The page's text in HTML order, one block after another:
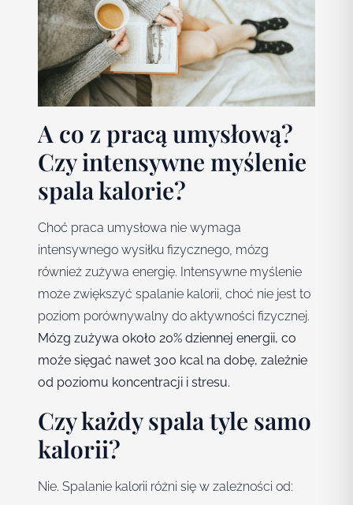
A co z pracą umysłową?
Czy intensywne myślenie
spala kalorie?
Choć praca umysłowa nie wymaga
intensywnego wysiłku fizycznego, mózg
również zużywa energię. Intensywne myślenie
może zwiększyć spalanie kalorii, choć nie jest to
poziom porównywalny do aktywności fizycznej.
Mózg zużywa około 20% dziennej energii, co
może sięgać nawet 300 kcal na dobę, zależnie
od poziomu koncentracji i stresu.
Czy każdy spala tyle samo
kalorii?
Nie. Spalanie kalorii różni się w zależności od: